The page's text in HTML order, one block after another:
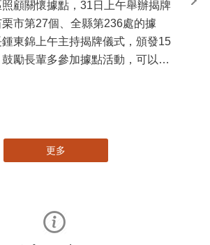
顧關懷據點，31日上午舉辦揭牌
市第27個、全縣第236處的據
東錦上午主持揭牌儀式，頒發15
勵長輩多參加據點活動，可以更
苗
更多